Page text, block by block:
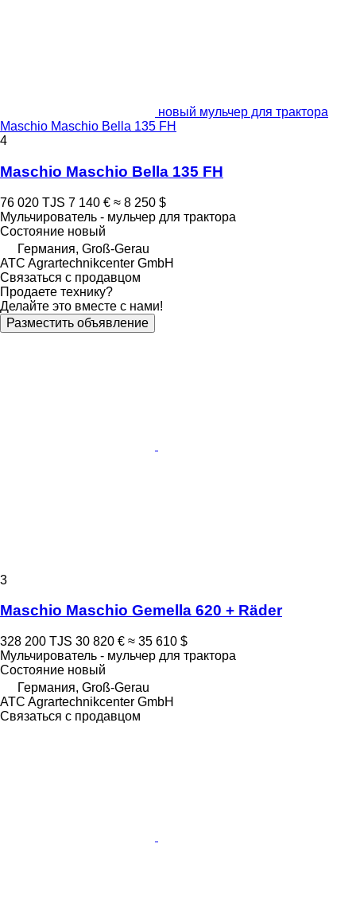
новый мульчер для трактора
Maschio Maschio Bella 135 FH
4
Maschio Maschio Bella 135 FH
76 020 TJS 7 140 € ≈ 8 250 $
Мульчирователь - мульчер для трактора
Состояние новый
Германия, Groß-Gerau
ATC Agrartechnikcenter GmbH
Связаться с продавцом
Продаете технику?
Делайте это вместе с нами!
Разместить объявление
3
Maschio Maschio Gemella 620 + Räder
328 200 TJS 30 820 € ≈ 35 610 $
Мульчирователь - мульчер для трактора
Состояние новый
Германия, Groß-Gerau
ATC Agrartechnikcenter GmbH
Связаться с продавцом